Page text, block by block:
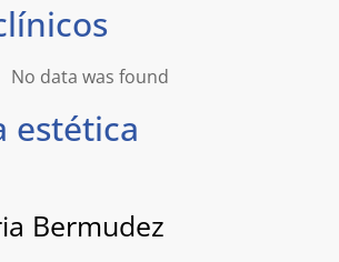
No data was found
estética
Bermudez